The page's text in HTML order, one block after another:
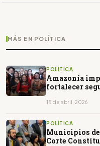
MÁS EN POLÍTICA
POLÍTICA
Amazonía
fortalecer
15 de abril, 2026
POLÍTICA
Municipios
Corte